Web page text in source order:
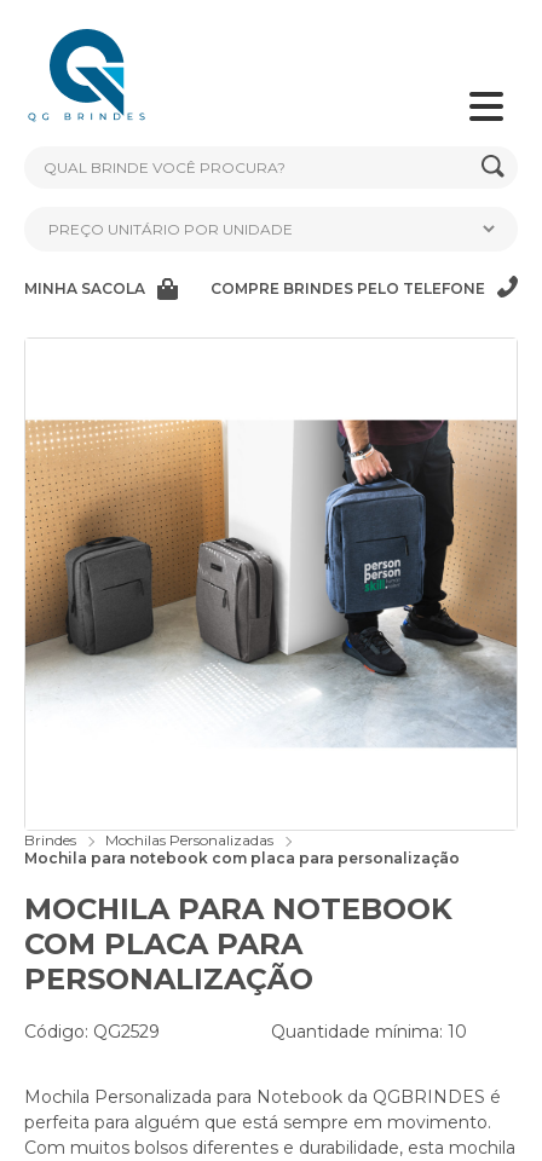
MINHA SACOLA COMPRE BRINDES PELO TELEFONE
Brindes
Mochilas Personalizadas
Mochila para notebook com placa para personalização
MOCHILA PARA NOTEBOOK
COM PLACA PARA
PERSONALIZAÇÃO
Código: QG2529 Quantidade mínima: 10
Mochila Personalizada para Notebook da QGBRINDES é
perfeita para alguém que está sempre em movimento.
Com muitos bolsos diferentes e durabilidade, esta mochila